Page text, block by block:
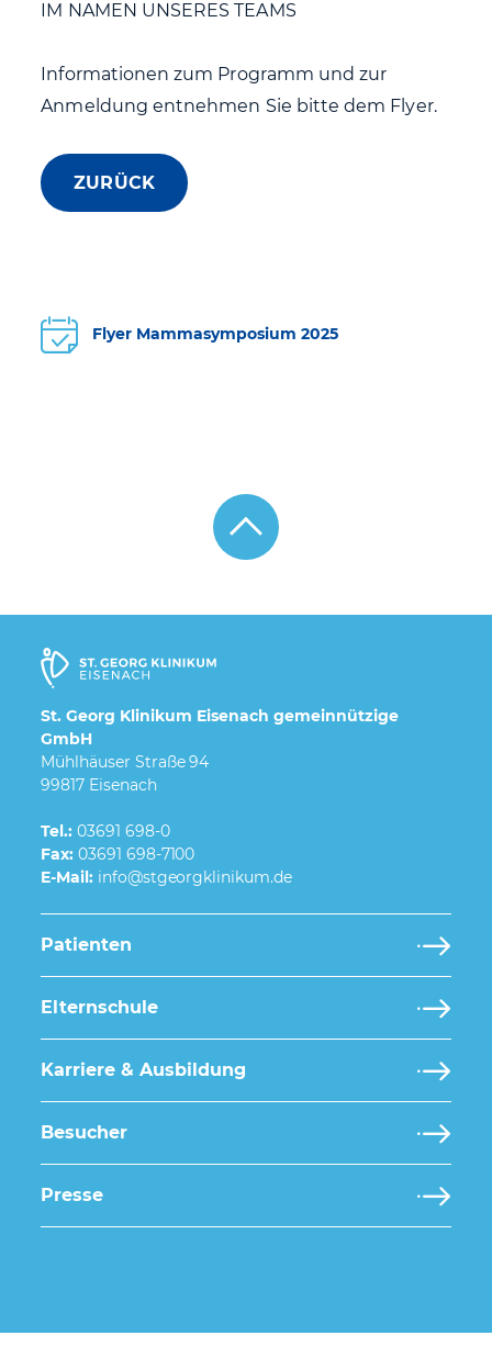
IM NAMEN UNSERES TEAMS
Informationen zum Programm und zur
Anmeldung entnehmen Sie bitte dem Flyer.
ZURÜCK
Flyer Mammasymposium 2025
St. Georg Klinikum Eisenach gemeinnützige
GmbH
Mühlhäuser Straße 94
99817 Eisenach
Tel.: 03691 698-0
Fax: 03691 698-7100
E-Mail:
Patienten
Elternschule
Karriere & Ausbildung
Besucher
Presse